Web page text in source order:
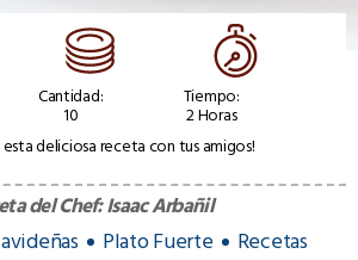
Cantidad:
10
Tiempo:
2 Horas
deliciosa receta con tus amigos!
del Chef:Isaac Arbañil
Plato Fuerte Recetas